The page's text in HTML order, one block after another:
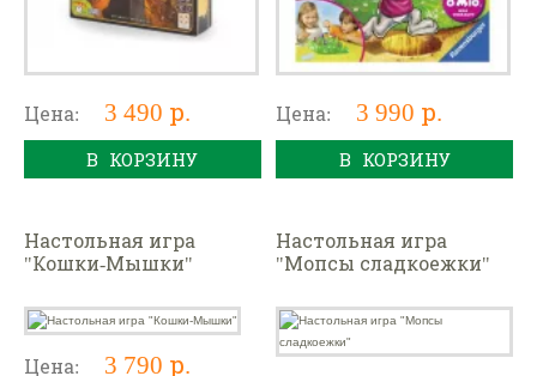
Цена: 3 490 р.
В КОРЗИНУ
Цена: 3 990 р.
В КОРЗИНУ
Настольная игра
"Кошки-Мышки"
Цена: 3 790 р.
Настольная игра
"Мопсы сладкоежки"